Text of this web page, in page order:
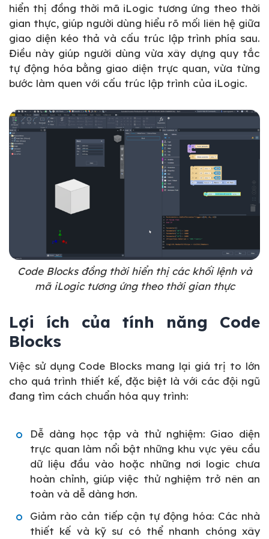
hiển thị đồng thời mã iLogic tương ứng theo thời
gian thực, giúp người dùng hiểu rõ mối liên hệ giữa
giao diện kéo thả và cấu trúc lập trình phía sau.
Điều này giúp người dùng vừa xây dựng quy tắc
tự động hóa bằng giao diện trực quan, vừa từng
bước làm quen với cấu trúc lập trình của iLogic.
Code Blocks đồng thời hiển thị các khối lệnh và
mã iLogic tương ứng theo thời gian thực
Lợi ích của tính năng Code
Blocks
Việc sử dụng Code Blocks mang lại giá trị to lớn
cho quá trình thiết kế, đặc biệt là với các đội ngũ
đang tìm cách chuẩn hóa quy trình:
Dễ dàng học tập và thử nghiệm: Giao diện
trực quan làm nổi bật những khu vực yêu cầu
dữ liệu đầu vào hoặc những nơi logic chưa
hoàn chỉnh, giúp việc thử nghiệm trở nên an
toàn và dễ dàng hơn.
Giảm rào cản tiếp cận tự động hóa: Các nhà
thiết kế và kỹ sư có thể nhanh chóng xây